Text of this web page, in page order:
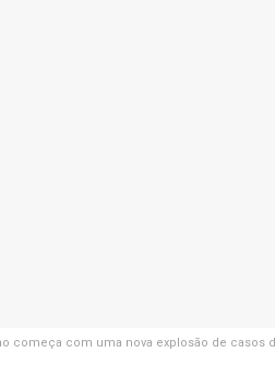
começa com uma nova explosão de casos